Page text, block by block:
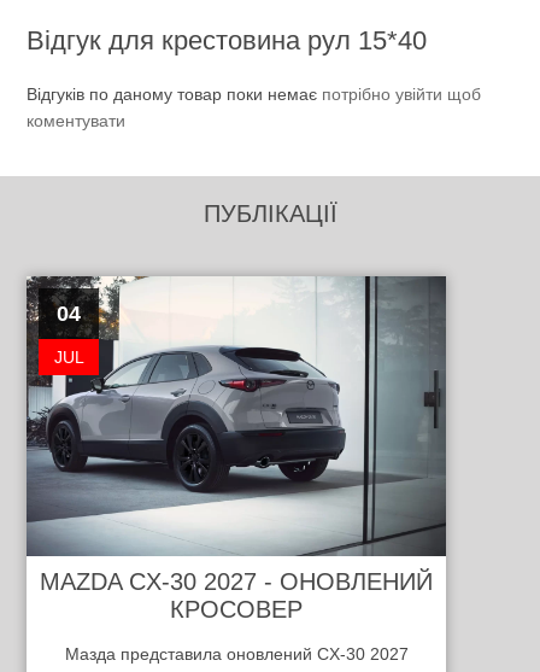
Відгук для крестовина рул 15*40
Відгуків по даному товар поки немає потрібно увійти щоб
коментувати
ПУБЛІКАЦІЇ
04
JUL
MAZDA CX-30 2027 - ОНОВЛЕНИЙ
КРОСОВЕР
Мазда представила оновлений CX-30 2027